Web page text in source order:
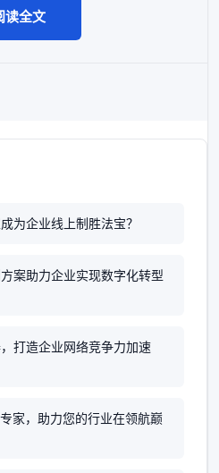
读全文
为企业线上制胜法宝？
案助力企业实现数字化转型
打造企业网络竞争力加速
家，助力您的行业在领航巅